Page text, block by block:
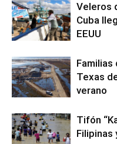
Veleros
Cuba
EEUU
Familias
Texas
verano
Tifón
Filipinas